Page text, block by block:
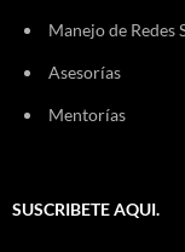
Manejo de Redes
Asesorías
Mentorías
SUSCRIBETE AQUI.